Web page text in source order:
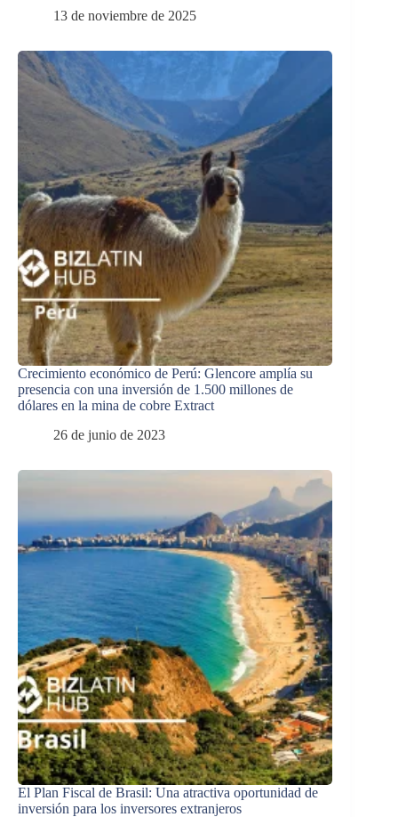
13 de noviembre de 2025
Crecimiento económico de Perú: Glencore amplía su
presencia con una inversión de 1.500 millones de
dólares en la mina de cobre Extract
26 de junio de 2023
El Plan Fiscal de Brasil: Una atractiva oportunidad de
inversión para los inversores extranjeros